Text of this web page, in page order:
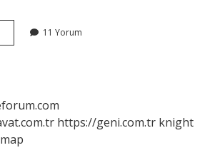
11 Yorum
https://geni.com.tr knight